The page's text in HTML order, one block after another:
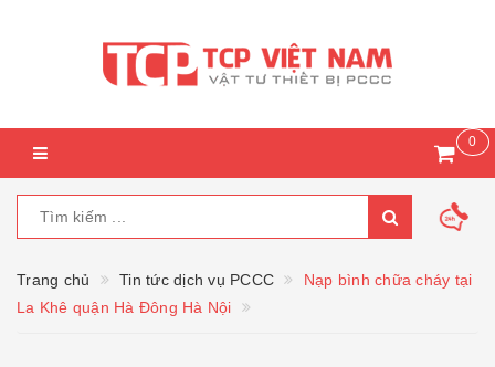
0
Trang chủ Tin tức dịch vụ PCCC
Nạp bình chữa cháy tại
La Khê quận Hà Đông Hà Nội